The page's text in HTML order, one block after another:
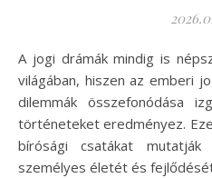
A jogi drámák mindig is népszerűek voltak a televíziózás
világában, hiszen az emberi
dilemmák összefonódása
történeteket eredményez.
bírósági csatákat
személyes életét és